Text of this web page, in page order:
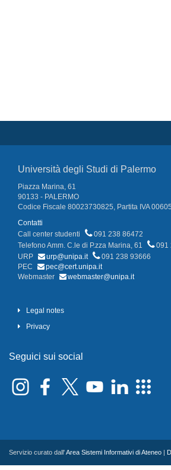
Università degli Studi di Palermo
Piazza Marina, 61
90133 - PALERMO
Codice Fiscale 80023730825, Partita IVA
Contatti
Call center studenti
091 238 86472
Telefono Amm. C.le di P.zza Marina, 61
091
URP
urp@unipa.it
091 238 93666
PEC
pec@cert.unipa.it
Webmaster
webmaster@unipa.it
Legal notes
Privacy
Seguici sui social
Servizio curato dall'Area Sistemi Informativi di Ateneo